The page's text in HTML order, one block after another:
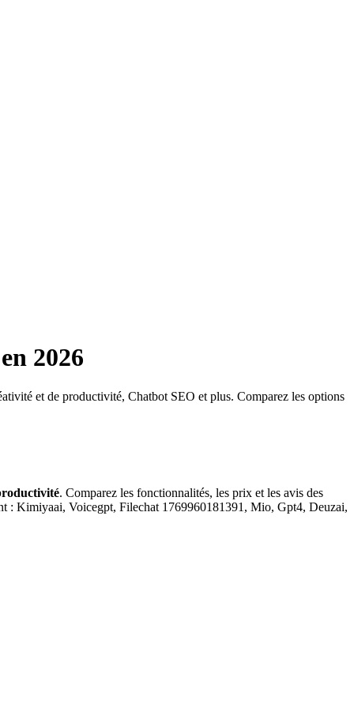
2026
et de productivité, Chatbot SEO et plus. Comparez les options
. Comparez les fonctionnalités, les prix et les avis des
: Kimiyaai, Voicegpt, Filechat 1769960181391, Mio, Gpt4, Deuzai,